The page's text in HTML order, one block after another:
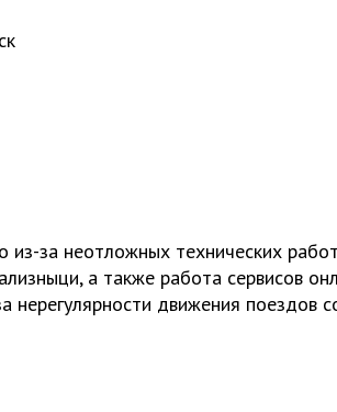
за неотложных технических
а также работа сервисов
нерегулярности движения поездов